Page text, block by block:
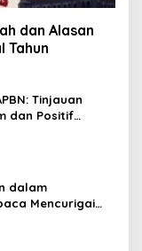
dan Alasan
Tahun
Tinjauan
dan Positif
dalam
Mencurigai
Iksan